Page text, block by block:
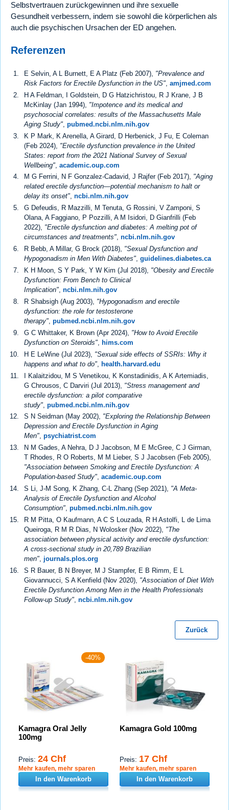
Selbstvertrauen zurückgewinnen und ihre sexuelle
Gesundheit verbessern, indem sie sowohl die körperlichen als
auch die psychischen Ursachen der ED angehen.
Referenzen
E Selvin, A L Burnett, E A Platz (Feb 2007), "Prevalence and
Risk Factors for Erectile Dysfunction in the US" amjmed.com
H A Feldman, I Goldstein, D G Hatzichristou, R J Krane, J B
McKinlay (Jan 1994), "Impotence and its medical and
psychosocial correlates: results of the Massachusetts Male
Aging Study" pubmed.ncbi.nlm.nih.gov
K P Mark, K Arenella, A Girard, D Herbenick, J Fu, E Coleman
(Feb 2024), "Erectile dysfunction prevalence in the United
States: report from the 2021 National Survey of Sexual
Wellbeing" academic.oup.com
M G Ferrini, N F Gonzalez-Cadavid, J Rajfer (Feb 2017), "Aging
related erectile dysfunction—potential mechanism to halt or
delay its onset", ncbi.nlm.nih.gov
G Defeudis, R Mazzilli, M Tenuta, G Rossini, V Zamponi, S
Olana, A Faggiano, P Pozzilli, A M Isidori, D Gianfrilli (Feb
2022), "Erectile dysfunction and diabetes: A melting pot of
circumstances and treatments", ncbi.nlm.nih.gov
R Bebb, A Millar, G Brock (2018), "Sexual Dysfunction and
Hypogonadism in Men With Diabetes", guidelines.diabetes.ca
K H Moon, S Y Park, Y W Kim (Jul 2018), "Obesity and Erectile
Dysfunction: From Bench to Clinical
Implication", ncbi.nlm.nih.gov
R Shabsigh (Aug 2003), "Hypogonadism and erectile
dysfunction: the role for testosterone
therapy" pubmed.ncbi.nlm.nih.gov
G C Whittaker, K Brown (Apr 2024), "How to Avoid Erectile
Dysfunction on Steroids"
hims.com
H E LeWine (Jul 2023), "Sexual side effects of SSRIs: Why it
happens and what to do" health.harvard.edu
I Kalaitzidou, M S Venetikou, K Konstadinidis, A K Artemiadis,
G Chrousos, C Darviri (Jul 2013), "Stress management and
erectile dysfunction: a pilot comparative
study" pubmed.ncbi.nlm.nih.gov
S N Seidman (May 2002), "Exploring the Relationship Between
Depression and Erectile Dysfunction in Aging
Men", psychiatrist.com
N M Gades, A Nehra, D J Jacobson, M E McGree, C J Girman,
T Rhodes, R O Roberts, M M Lieber, S J Jacobsen (Feb 2005),
"Association between Smoking and Erectile Dysfunction: A
Population-based Study", academic.oup.com
S Li, J-M Song, K Zhang, C-L Zhang (Sep 2021), "A Meta-
Analysis of Erectile Dysfunction and Alcohol
Consumption", pubmed.ncbi.nlm.nih.gov
R M Pitta, O Kaufmann, A C S Louzada, R H Astolfi, L de Lima
Queiroga, R M R Dias, N Wolosker (Nov 2022), "The
association between physical activity and erectile dysfunction:
A cross-sectional study in 20,789 Brazilian
men", journals.plos.org
S R Bauer, B N Breyer, M J Stampfer, E B Rimm, E L
Giovannucci, S A Kenfield (Nov 2020), "Association of Diet With
Erectile Dysfunction Among Men in the Health Professionals
Follow-up Study" ncbi.nlm.nih.gov
Zurück
-40%
Kamagra Oral Jelly
100mg
Preis: 24 Chf
Mehr kaufen, mehr sparen
In den Warenkorb
Kamagra Gold 100mg
Preis: 17 Chf
Mehr kaufen, mehr sparen
In den Warenkorb